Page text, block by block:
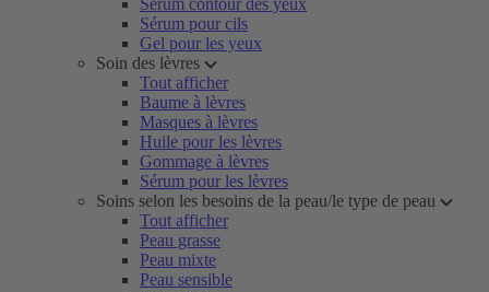
Sérum contour des yeux
Sérum pour cils
Gel pour les yeux
Soin des lèvres
Tout afficher
Baume à lèvres
Masques à lèvres
Huile pour les lèvres
Gommage à lèvres
Sérum pour les lèvres
Soins selon les besoins de la peau/le type de peau
Tout afficher
Peau grasse
Peau mixte
Peau sensible